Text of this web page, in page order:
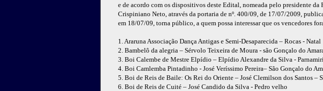
e de acordo com os dispositivos deste Edital, nomeada pelo presidente da
Crispiniano Neto, através da portaria de nº. 400/09, de 17/07/2009,
em 18/07/09, torna público, a quem possa interessar que os vencedores
1. Araruna Associação Dança Antigas e Semi-Desaparecida – Rocas - Natal
2. Bambelô da alegria – Sérvolo Teixeira de Moura - são Gonçalo do
3. Boi Calembe de Mestre Elpídio – Elpídio Alexandre da Silva -
4. Boi Camlemba Pintadinho - José Veríssimo Pereira– São Gonçalo do
5. Boi de Reis de Baile: Os Rei do Oriente – José Clemilson dos Santos –
6. Boi de Reis de Cuité – José Candido da Silva - Pedro velho